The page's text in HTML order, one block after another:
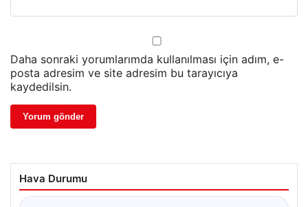
Daha sonraki yorumlarımda kullanılması için adım, e-
posta adresim ve site adresim bu tarayıcıya
kaydedilsin.
Hava Durumu